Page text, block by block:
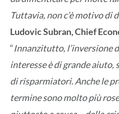
Tuttavia, non c’è motivo di
Ludovic Subran, Chief
“Innanzitutto, l’inversione
interesse è di grande
di risparmiatori. Anche le
termine sono molto più